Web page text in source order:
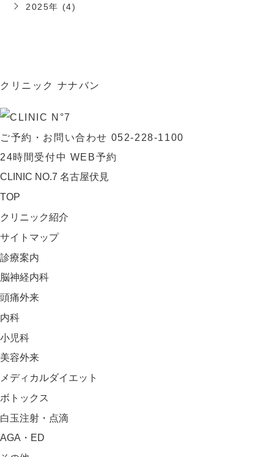
2025年 (4)
クリニック ナナバン
ご予約・お問い合わせ 052-228-1100
24時間受付中 WEB予約
CLINIC NO.7 名古屋伏見
TOP
クリニック紹介
サイトマップ
診療案内
脳神経内科
頭痛外来
内科
小児科
美容外来
メディカルダイエット
ボトックス
白玉注射・点滴
AGA・ED